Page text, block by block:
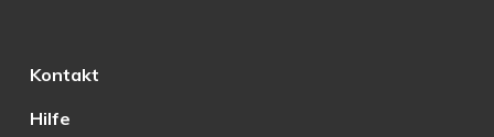
Kontakt
Hilfe